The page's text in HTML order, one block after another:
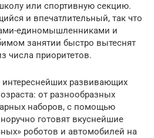
или спортивную секцию.
и впечатлительный, так что
единомышленниками и
занятии быстро вытеснят
числа приоритетов.
интереснейших развивающих
от разнообразных
наборов, с помощью
готовят вкуснейшие
роботов и автомобилей на